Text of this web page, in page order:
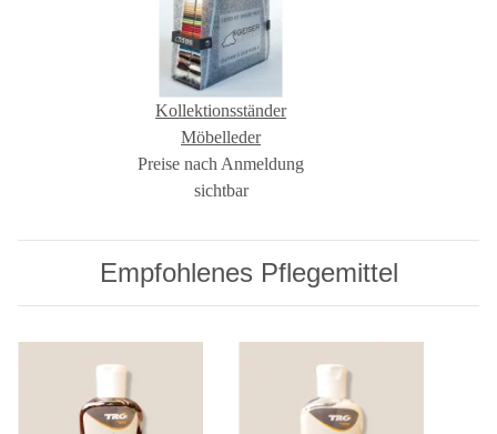
Kollektionsständer
Möbelleder
Preise nach Anmeldung
sichtbar
Empfohlenes Pflegemittel